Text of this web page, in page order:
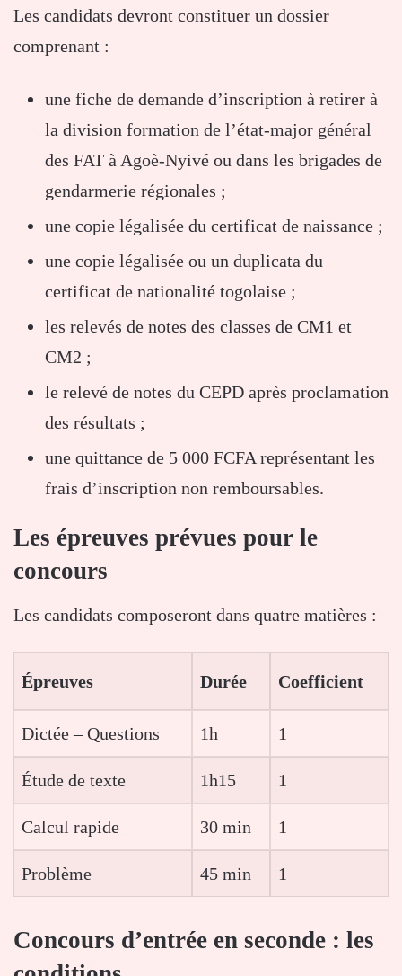
Les candidats devront constituer un dossier
comprenant :
une fiche de demande d’inscription à retirer à
la division formation de l’état-major général
des FAT à Agoè-Nyivé ou dans les brigades de
gendarmerie régionales ;
une copie légalisée du certificat de naissance ;
une copie légalisée ou un duplicata du
certificat de nationalité togolaise ;
les relevés de notes des classes de CM1 et
CM2 ;
le relevé de notes du CEPD après proclamation
des résultats ;
une quittance de 5 000 FCFA représentant les
frais d’inscription non remboursables.
Les épreuves prévues pour le
concours
Les candidats composeront dans quatre matières :
Épreuves Durée Coefficient
Dictée – Questions 1h 1
Étude de texte 1h15 1
Calcul rapide 30 min 1
Problème 45 min 1
Concours d’entrée en seconde : les